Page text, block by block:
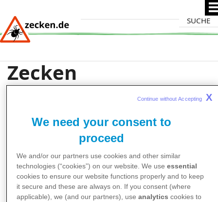
zum
Zecken
We need your consent to
proceed
We and/or our partners use cookies and other similar
technologies (“cookies”) on our website. We use essential
cookies to ensure our website functions properly and to keep
it secure and these are always on. If you consent (where
applicable), we (and our partners), use analytics cookies to
Continue without Accepting X